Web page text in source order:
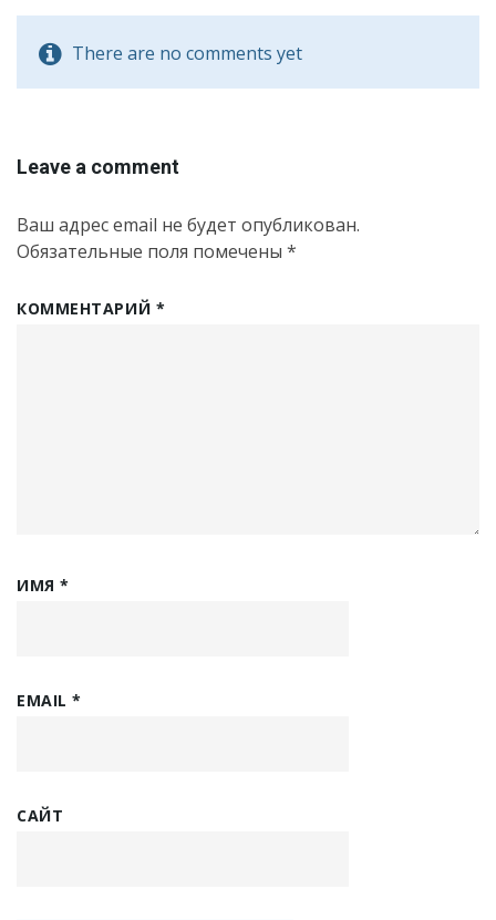
There are no comments yet
Leave a comment
Ваш адрес email не будет опубликован.
Обязательные поля помечены *
КОММЕНТАРИЙ *
ИМЯ*
EMAIL*
САЙТ